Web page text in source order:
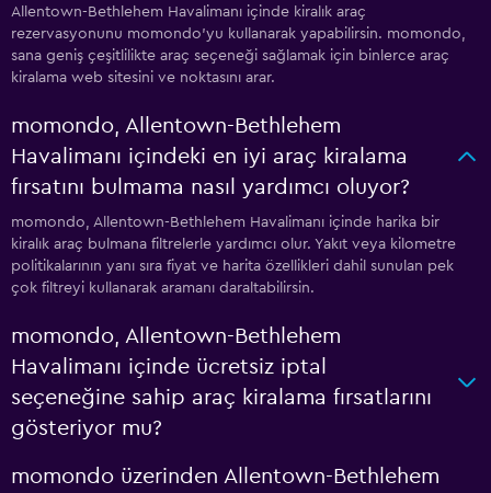
Allentown-Bethlehem Havalimanı içinde kiralık araç
rezervasyonunu momondo'yu kullanarak yapabilirsin. momondo,
sana geniş çeşitlilikte araç seçeneği sağlamak için binlerce araç
kiralama web sitesini ve noktasını arar.
momondo, Allentown-Bethlehem
Havalimanı içindeki en iyi araç kiralama
fırsatını bulmama nasıl yardımcı oluyor?
momondo, Allentown-Bethlehem Havalimanı içinde harika bir
kiralık araç bulmana filtrelerle yardımcı olur. Yakıt veya kilometre
politikalarının yanı sıra fiyat ve harita özellikleri dahil sunulan pek
çok filtreyi kullanarak aramanı daraltabilirsin.
momondo, Allentown-Bethlehem
Havalimanı içinde ücretsiz iptal
seçeneğine sahip araç kiralama fırsatlarını
gösteriyor mu?
momondo üzerinden Allentown-Bethlehem